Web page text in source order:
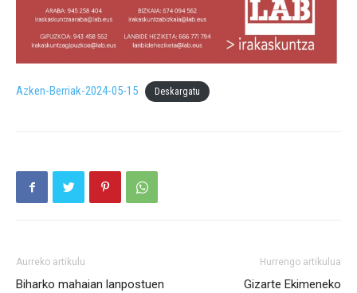
Azken-Berriak-2024-05-15 Deskargatu
Aurreko artikulu
Biharko mahaian lanpostuen
Hurrengo artikulua
Gizarte Ekimeneko